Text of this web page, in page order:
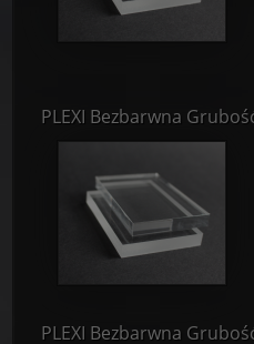
PLEXI Bezbarwna
PLEXI Bezbarwna